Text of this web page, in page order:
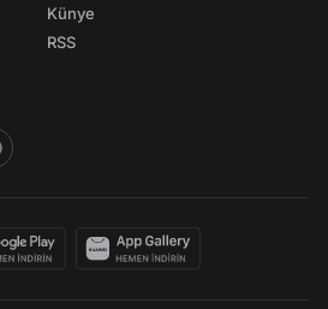
Künye
RSS